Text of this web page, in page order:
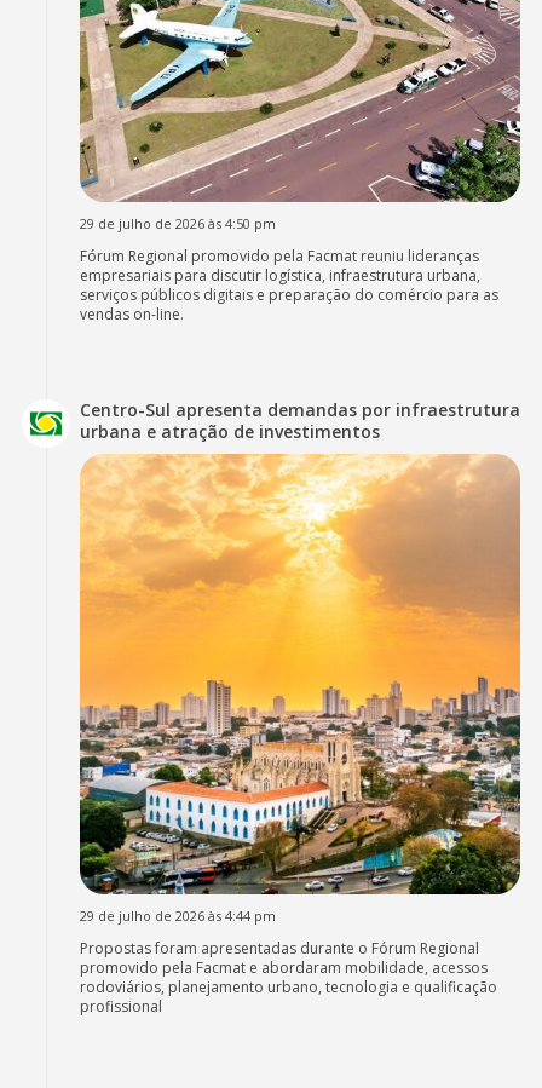
29 de julho de 2026 às 4:50 pm
Fórum Regional promovido pela Facmat reuniu lideranças
empresariais para discutir logística, infraestrutura urbana,
serviços públicos digitais e preparação do comércio para as
vendas on-line.
Centro-Sul apresenta demandas por infraestrutura
urbana e atração de investimentos
29 de julho de 2026 às 4:44 pm
Propostas foram apresentadas durante o Fórum Regional
promovido pela Facmat e abordaram mobilidade, acessos
rodoviários, planejamento urbano, tecnologia e qualificação
profissional